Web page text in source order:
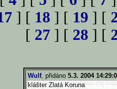
] [ 18 ] [ 19 ] [
[ 27 ] [ 28 ] [
Wulf, přidáno 5.3. 2004
klášter Zlatá Koruna